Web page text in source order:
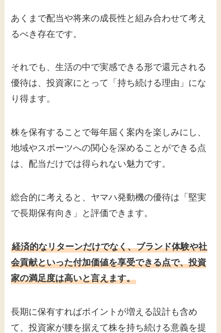
あくまで配当や将来の成長性と組み合わせて考え
るべき存在です。
それでも、生活の中で実感できる形で還元される
優待は、投資家にとって「持ち続ける理由」にな
り得ます。
株を保有することで毎年届く案内を楽しみにし、
地域やスポーツへの関心を深めることができる点
は、配当だけでは得られない魅力です。
総合的に考えると、ヤマハ発動機の優待は「堅実
で長期保有向き」と評価できます。
経済的なリターンだけでなく、ブランド体験や社
会貢献といった付加価値を享受できる点で、投資
家の満足度は高いと言えます。
長期に保有すればポイントが増える設計も含め
て、投資家が腰を据えて株を持ち続ける意義を提